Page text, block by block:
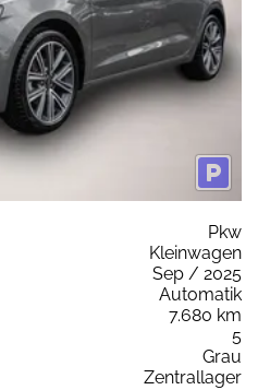
Pkw
Kleinwagen
Sep / 2025
Automatik
7.680 km
5
Grau
Zentrallager